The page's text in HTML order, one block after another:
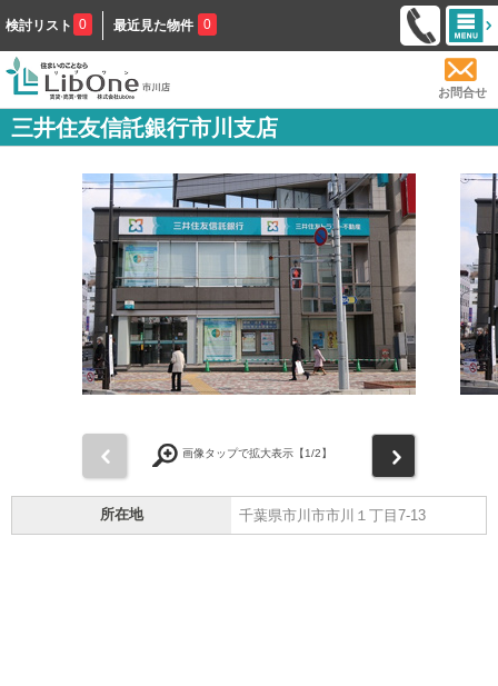
検討リスト 0 最近見た物件 0
お問合せ
三井住友信託銀行市川支店
画像タップで拡大表示【1/2】
所在地 千葉県市川市市川１丁目7-13